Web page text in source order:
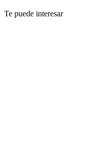
Te puede interesar